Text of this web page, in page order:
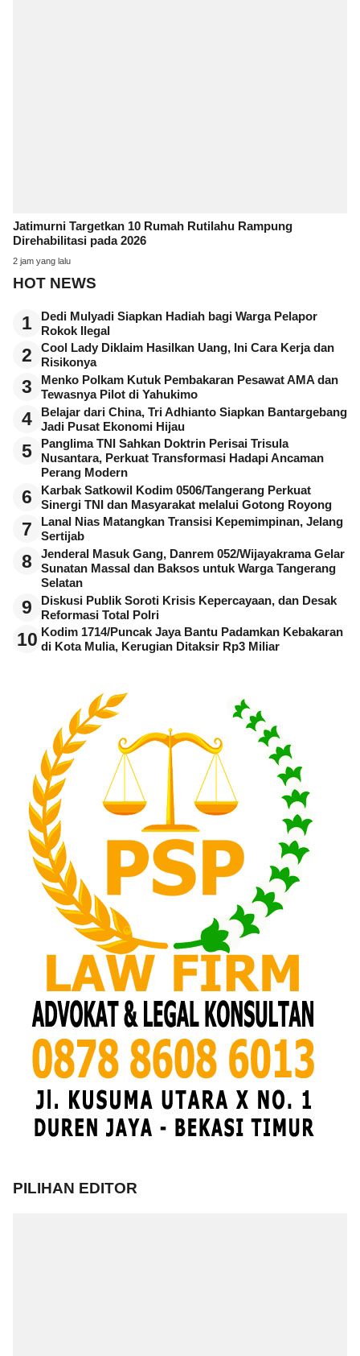
Jatimurni Targetkan 10 Rumah Rutilahu Rampung
Direhabilitasi pada 2026
2 jam yang lalu
HOT NEWS
1
Dedi Mulyadi Siapkan Hadiah bagi Warga Pelapor
Rokok Ilegal
2
Cool Lady Diklaim Hasilkan Uang, Ini Cara Kerja dan
Risikonya
3
Menko Polkam Kutuk Pembakaran Pesawat AMA dan
Tewasnya Pilot di Yahukimo
4
Belajar dari China, Tri Adhianto Siapkan Bantargebang
Jadi Pusat Ekonomi Hijau
5
Panglima TNI Sahkan Doktrin Perisai Trisula
Nusantara, Perkuat Transformasi Hadapi Ancaman
Perang Modern
6
Karbak Satkowil Kodim 0506/Tangerang Perkuat
Sinergi TNI dan Masyarakat melalui Gotong Royong
7
Lanal Nias Matangkan Transisi Kepemimpinan, Jelang
Sertijab
8
Jenderal Masuk Gang, Danrem 052/Wijayakrama Gelar
Sunatan Massal dan Baksos untuk Warga Tangerang
Selatan
9
Diskusi Publik Soroti Krisis Kepercayaan, dan Desak
Reformasi Total Polri
10 Kodim 1714/Puncak Jaya Bantu Padamkan Kebakaran
di Kota Mulia, Kerugian Ditaksir Rp3 Miliar
PILIHAN EDITOR